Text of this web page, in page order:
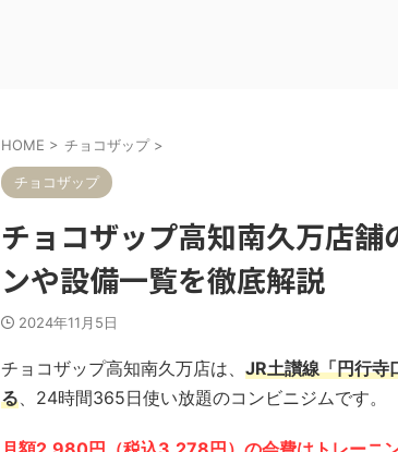
HOME > チョコザップ >
チョコザップ
チョコザップ高知南久万店
ンや設備一覧を徹底解説
2024年11月5日
チョコザップ高知南久万店は、 JR土讃線「円行寺
る、24時間365日使い放題のコンビニジムです。